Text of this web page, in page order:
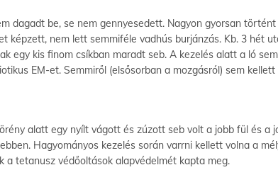
dagadt be, se nem gennyesedett. Nagyon gyorsan
nem lett semmiféle vadhús burjánzás. Kb. 3 hét
egy kis finom csíkban maradt seb. A kezelés alatt a ló
EM-et. Semmiről (elsősorban a mozgásról) sem kellett
alatt egy nyílt vágott és zúzott seb volt a jobb fül és a
Hagyományos kezelés során varrni kellett volna a
a tetanusz védőoltások alapvédelmét kapta meg.